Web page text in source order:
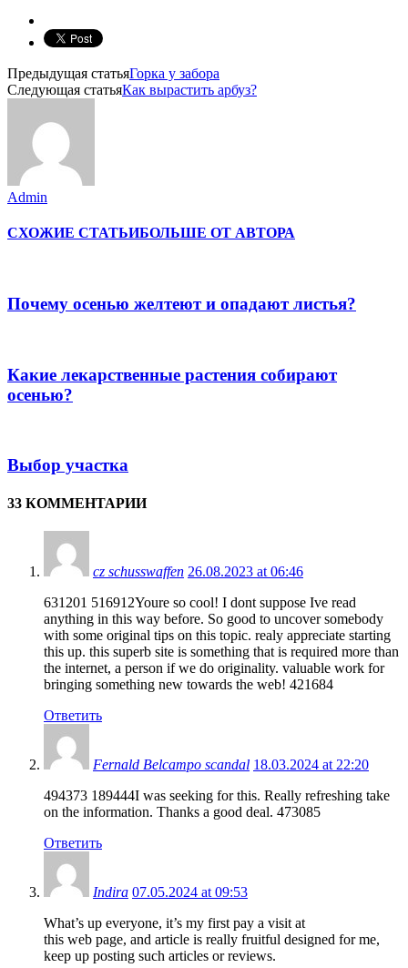
Предыдущая статьяГорка у забора
Следующая статьяКак вырастить арбуз?
Admin
СХОЖИЕ СТАТЬИБОЛЬШЕ ОТ АВТОРА
Почему осенью желтеют и опадают листья?
Какие лекарственные растения собирают
осенью?
Выбор участка
33 КОММЕНТАРИИ
cz schusswaffen 26.08.2023 at 06:46
631201 516912Youre so cool! I dont suppose Ive read
anything in this way before. So good to uncover somebody
with some original tips on this topic. realy appreciate starting
this up. this superb site is something that is required more than
the internet, a person if we do originality. valuable work for
bringing something new towards the web! 421684
Ответить
Fernald Belcampo scandal 18.03.2024 at 22:20
494373 189444I was seeking for this. Really refreshing take
on the information. Thanks a good deal. 473085
Ответить
Indira 07.05.2024 at 09:53
What’s up everyone, it’s my first pay a visit at
this web page, and article is really fruitful designed for me,
keep up posting such articles or reviews.